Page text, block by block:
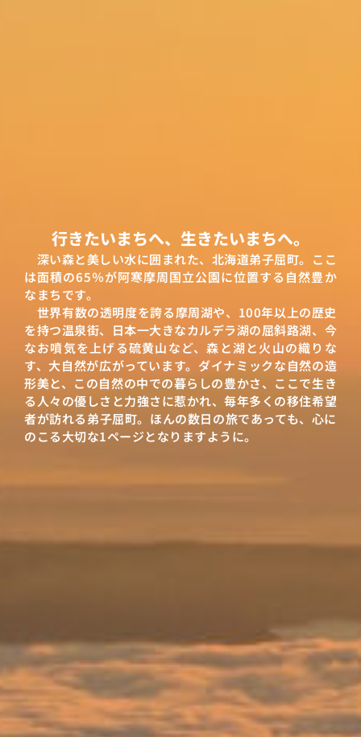
行きたいまちへ、 生きたいまちへ。
深い森と美しい水に囲まれた、北海道弟子屈町。ここ
は面積の65％が阿寒摩周国立公園に位置する自然豊か
なまちです。
世界有数の透明度を誇る摩周湖や、100年以上の歴史
を持つ温泉街、日本一大きなカルデラ湖の屈斜路湖、今
なお噴気を上げる硫黄山など、森と湖と火山の織りな
す、大自然が広がっています。ダイナミックな自然の造
形美と、この自然の中での暮らしの豊かさ、ここで生き
る人々の優しさと力強さに惹かれ、毎年多くの移住希望
者が訪れる弟子屈町。ほんの数日の旅であっても、心に
のこる大切な1ページとなりますように。